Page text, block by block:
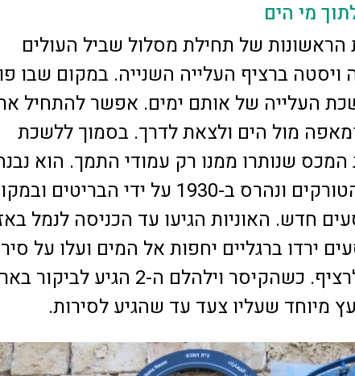
מי הים
הראשונות של תחילת מסלול שביל העולים
ויסטה ברציף העלייה השנייה. במקום שבו
העלייה של אותם ימים. אפשר להתחיל
מול הים ולצאת לדרך. בסמוך ללשכת
המכס שנותרו ממנו רק עמודי התמך. הוא
ב-1887 על ידי הטורקים ונהרס ב-1930 על ידי הבריטים
חדש. האוניות הגיעו עד הכניסה לנמל
ירדו ברגליים יחפות אל המים ועלו על
שהובילו אותם לרציף. כשהקיסר וילהלם ה-2 הגיע
מיוחד שעליו צעד עד שהגיע לסירות.